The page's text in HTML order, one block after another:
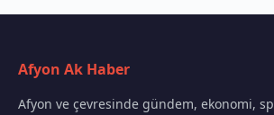
Afyon Ak Haber
Afyon ve çevresinde gündem, ekonomi,